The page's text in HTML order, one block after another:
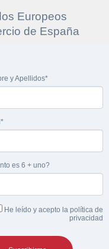
y Apellidos*
es 6 + uno?
He leído y acepto la política de
privacidad
en su email el